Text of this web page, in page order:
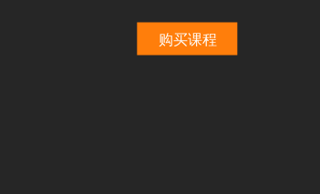
购买课程